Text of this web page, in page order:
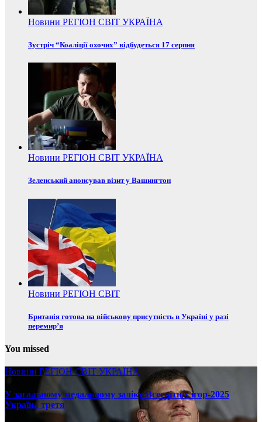
Новини РЕГІОН СВІТ УКРАЇНА
Зустріч “Коаліції охочих” відбудеться 17 серпня
Новини РЕГІОН СВІТ УКРАЇНА
Зеленський анонсував візит у Вашингтон
Новини РЕГІОН СВІТ
Британія готова на військову присутність в Україні у разі
перемир’я
You missed
Новини РЕГІОНСВІТ УКРАЇНА
У загальному медальному заліку Всесвітніх ігор-2025
Україна третя